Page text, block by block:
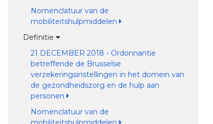
Nomenclatuur van de
mobiliteitshulpmiddelen
Definitie
21 DECEMBER 2018 - Ordonnantie
betreffende de Brusselse
verzekeringsinstellingen in het domein van
de gezondheidszorg en de hulp aan
personen
Nomenclatuur van de